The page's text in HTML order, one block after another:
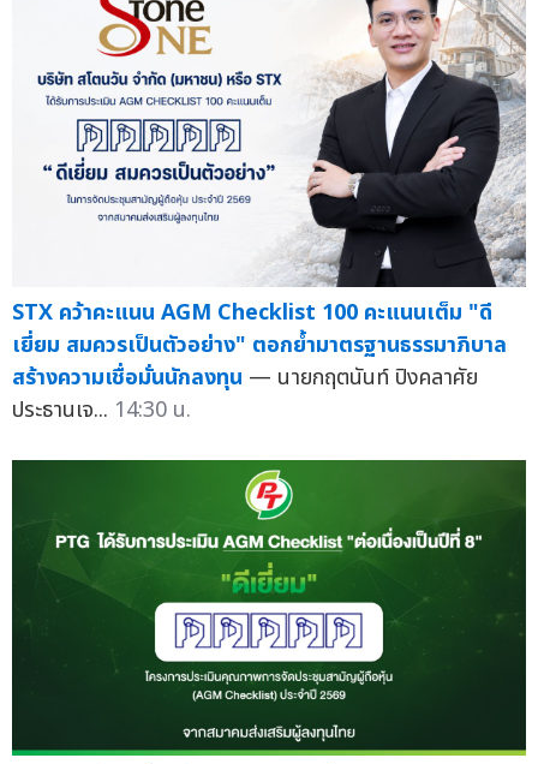
STX คว้าคะแนน AGM Checklist 100 คะแนนเต็ม "ดี
เยี่ยม สมควรเป็นตัวอย่าง" ตอกย้ำมาตรฐานธรรมาภิบาล
สร้างความเชื่อมั่นนักลงทุน — นายกฤตนันท์ ปิงคลาศัย
ประธานเจ... 14:30 น.